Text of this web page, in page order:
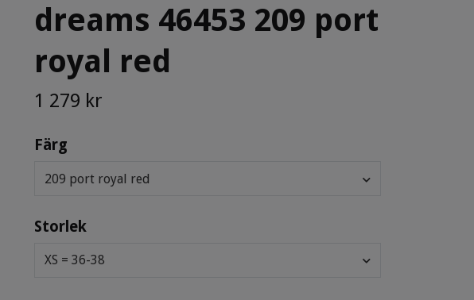
dreams 46453 209 port
royal red
1 279 kr
Färg
209 port royal red
Storlek
XS = 36-38